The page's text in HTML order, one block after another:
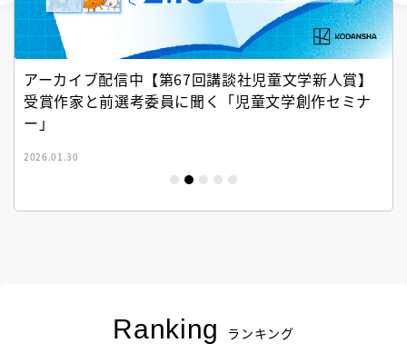
アーカイブ配信中【第67回講談社児童文学新人賞】
受賞作家と前選考委員に聞く「児童文学創作セミナ
ー」
2026.01.30
Ranking ランキング